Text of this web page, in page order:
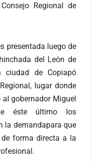
Regional de
luego de
del León de
ciudad de Copiapó
lugar donde
gobernador Miguel
éste último los
la demandapara que
de forma directa a la